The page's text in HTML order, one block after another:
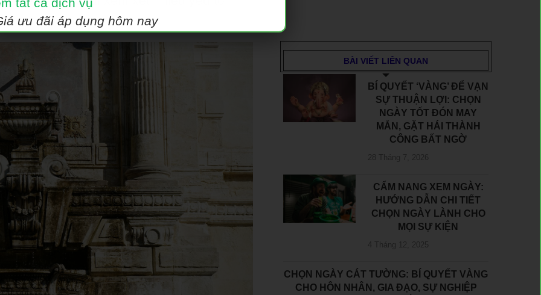
BÀI VIẾT LIÊN QUAN
BÍ QUYẾT ‘VÀNG’ ĐỂ VẠN
SỰ THUẬN LỢI: CHỌN
NGÀY TỐT ĐÓN MAY
MẮN, GẶT HÁI THÀNH
CÔNG BẤT NGỜ
28 Tháng 7, 2026
CẨM NANG XEM NGÀY:
HƯỚNG DẪN CHI TIẾT
CHỌN NGÀY LÀNH CHO
MỌI SỰ KIỆN
4 Tháng 12, 2025
CHỌN NGÀY CÁT TƯỜNG: BÍ QUYẾT VÀNG
CHO HÔN NHÂN, GIA ĐẠO, SỰ NGHIỆP
ưu đãi áp dụng hôm nay